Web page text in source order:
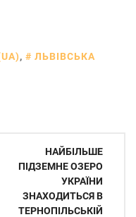
,
ЛЬВІВСЬКА
НАЙБІЛЬШЕ
ПІДЗЕМНЕ ОЗЕРО
УКРАЇНИ
ЗНАХОДИТЬСЯ В
ТЕРНОПІЛЬСЬКІЙ